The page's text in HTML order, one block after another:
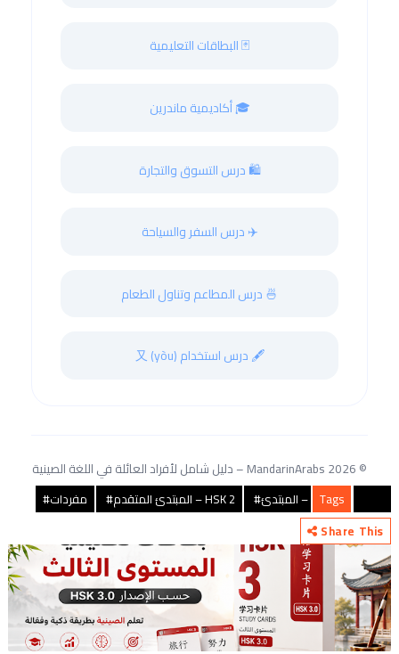
🃏 البطاقات التعليمية
🎓 أكاديمية ماندرين
🛍️ درس التسوق والتجارة
✈️ درس السفر والسياحة
🍜 درس المطاعم وتناول الطعام
🖋️ درس استخدام 又 (yòu)
© 2026 MandarinArabs – دليل شامل لأفراد العائلة في اللغة الصينية
Tags HSK 2 – المبتدئ المتقدم#
مفردات#
Share This